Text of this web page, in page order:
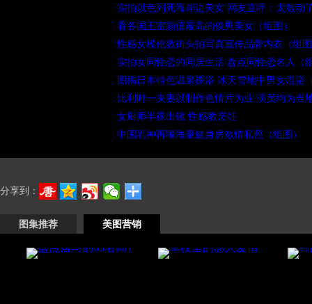
实拍以色列死海岸边美女 网友直呼：太激动
看各国王室颜值最高的俊男美女（组图）
性感女模伦敦街头拍写真宣传品牌内衣（组
实拍女同性恋的同居生活 盘点同性恋名人（
图揭日本特色温泉裸浴 冰天雪地中男女混浴
比利时一夫妻以制作色情片为业 演员均为
女厨师半裸出镜 性感教烹饪
中国乳神再曝海量健身房激情私照（组图）
分享到：
图集推荐 美图营销